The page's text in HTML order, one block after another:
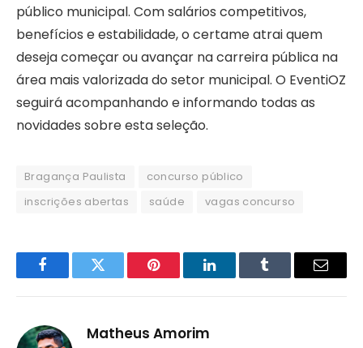
público municipal. Com salários competitivos,
benefícios e estabilidade, o certame atrai quem
deseja começar ou avançar na carreira pública na
área mais valorizada do setor municipal. O EventiOZ
seguirá acompanhando e informando todas as
novidades sobre esta seleção.
Bragança Paulista
concurso público
inscrições abertas
saúde vagas concurso
FacebookTwitter Pinterest LinkedInTumblr Email
Matheus Amorim